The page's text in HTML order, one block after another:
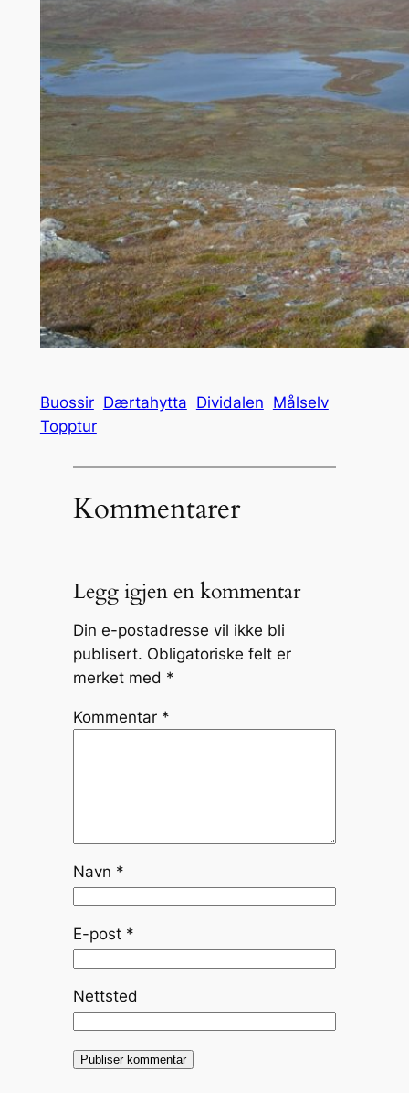
Buossir Dærtahytta Dividalen Målselv
Topptur
Kommentarer
Legg igjen en kommentar
Din e-postadresse vil ikke bli
publisert. Obligatoriske felt er
merket med *
Kommentar *
Navn *
E-post *
Nettsted